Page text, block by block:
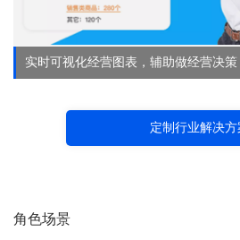
实时可视化经营图表，辅助做经营决策
定制行业解决方
角色场景